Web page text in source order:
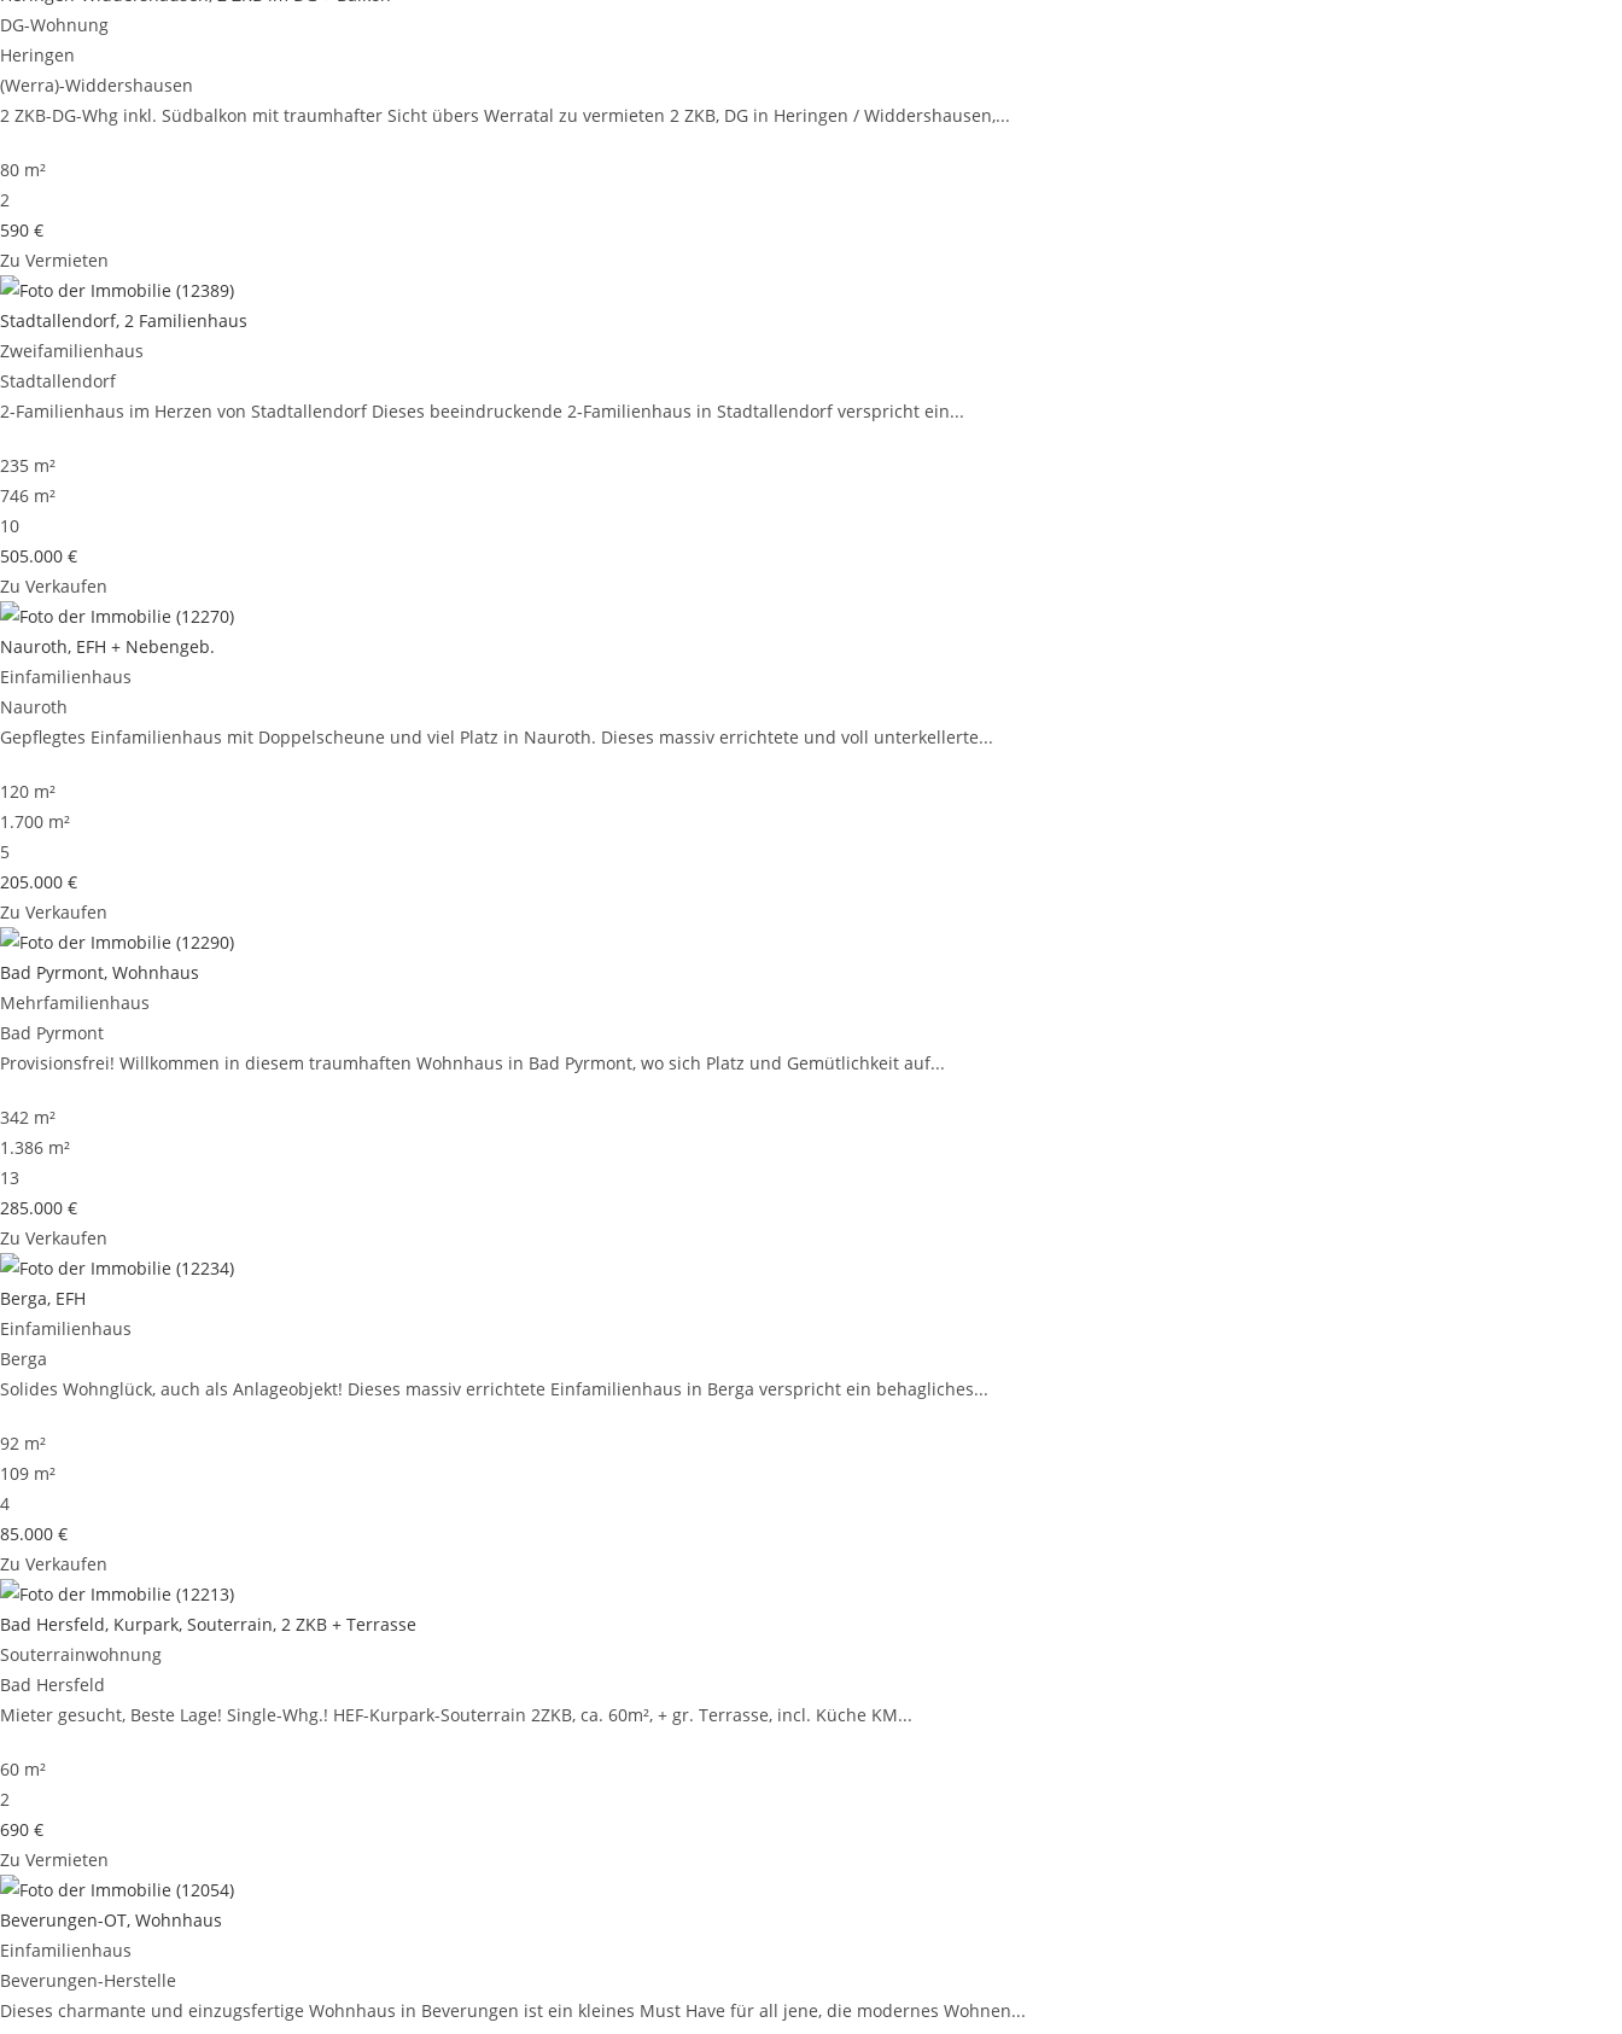
DG-Wohnung
Heringen
(Werra)-Widdershausen
2 ZKB-DG-Whg inkl. Südbalkon mit traumhafter Sicht übers Werratal zu vermieten 2 ZKB, DG in Heringen / Widdershausen,...
80 m²
2
590 €
Zu Vermieten
Stadtallendorf, 2 Familienhaus
Zweifamilienhaus
Stadtallendorf
2-Familienhaus im Herzen von Stadtallendorf Dieses beeindruckende 2-Familienhaus in Stadtallendorf verspricht ein...
235 m²
746 m²
10
505.000 €
Zu Verkaufen
Nauroth, EFH + Nebengeb.
Einfamilienhaus
Nauroth
Gepflegtes Einfamilienhaus mit Doppelscheune und viel Platz in Nauroth. Dieses massiv errichtete und voll unterkellerte...
120 m²
1.700 m²
5
205.000 €
Zu Verkaufen
Bad Pyrmont, Wohnhaus
Mehrfamilienhaus
Bad Pyrmont
Provisionsfrei! Willkommen in diesem traumhaften Wohnhaus in Bad Pyrmont, wo sich Platz und Gemütlichkeit auf...
342 m²
1.386 m²
13
285.000 €
Zu Verkaufen
Berga, EFH
Einfamilienhaus
Berga
Solides Wohnglück, auch als Anlageobjekt! Dieses massiv errichtete Einfamilienhaus in Berga verspricht ein behagliches...
92 m²
109 m²
4
85.000 €
Zu Verkaufen
Bad Hersfeld, Kurpark, Souterrain, 2 ZKB + Terrasse
Souterrainwohnung
Bad Hersfeld
Mieter gesucht, Beste Lage! Single-Whg.! HEF-Kurpark-Souterrain 2ZKB, ca. 60m², + gr. Terrasse, incl. Küche KM...
60 m²
2
690 €
Zu Vermieten
Beverungen-OT, Wohnhaus
Einfamilienhaus
Beverungen-Herstelle
Dieses charmante und einzugsfertige Wohnhaus in Beverungen ist ein kleines Must Have für all jene, die modernes Wohnen...